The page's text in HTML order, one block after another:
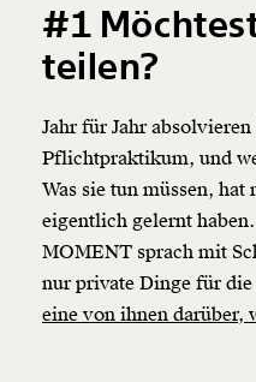
#1
teilen?
Jahr für Jahr
Pflichtpraktikum, und
Was sie tun müssen,
eigentlich gelernt
MOMENT sprach mit
nur private Dinge für
eine von ihnen darüber,